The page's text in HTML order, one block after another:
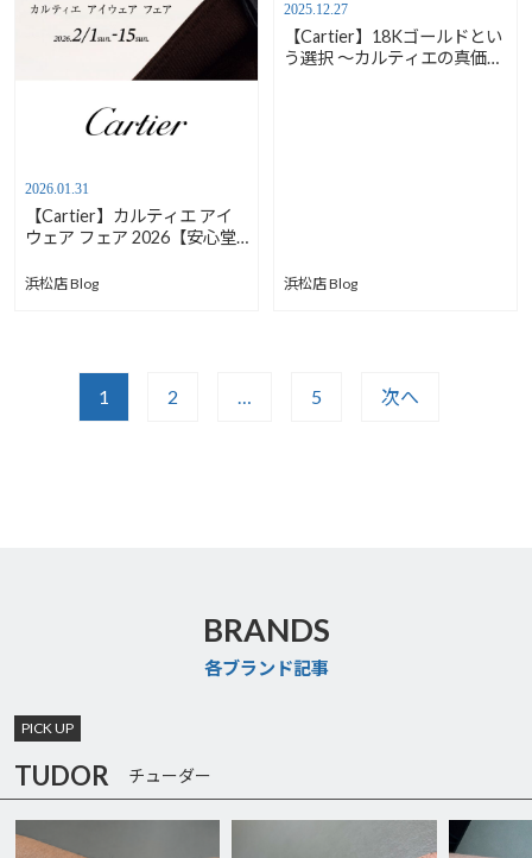
2026.01.31
【Cartier】カルティエ アイ
ウェア フェア 2026【安心堂
浜松店 Blog
2025.12.27
【Cartier】18Kゴールドとい
う選択 ～カルティエの真価～
浜松店 Blog
1 2 … 5 次へ
BRANDS
各ブランド記事
PICK UP
TUDOR チューダー